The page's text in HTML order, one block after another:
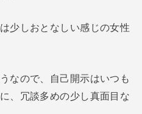
少しおとなしい感じの女性
なので、自己開示はいつも
、冗談多めの少し真面目な